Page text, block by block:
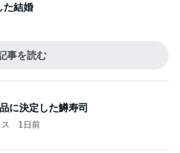
た結婚
事を読む
に決定した鱒寿司
1日前